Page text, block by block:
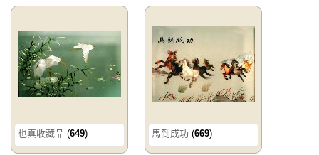
也真收藏品 (649) 馬到成功 (669)